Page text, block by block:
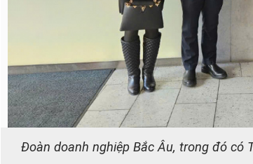
Đoàn doanh nghiệp Bắc Âu, trong đó có